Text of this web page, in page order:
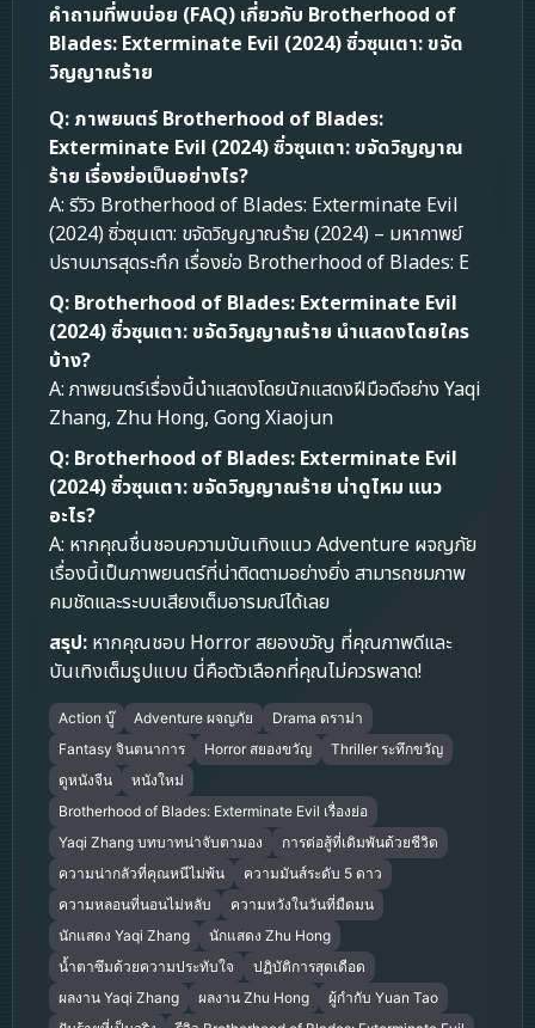
คำถามที่พบบ่อย (FAQ) เกี่ยวกับ Brotherhood of
Blades: Exterminate Evil (2024) ซิ่วซุนเตา: ขจัด
วิญญาณร้าย
Q: ภาพยนตร์ Brotherhood of Blades:
Exterminate Evil (2024) ซิ่วซุนเตา: ขจัดวิญญาณ
ร้าย เรื่องย่อเป็นอย่างไร?
A: รีวิว Brotherhood of Blades: Exterminate Evil
(2024) ซิ่วซุนเตา: ขจัดวิญญาณร้าย (2024) – มหากาพย์
ปราบมารสุดระทึก เรื่องย่อ Brotherhood of Blades: E
Q: Brotherhood of Blades: Exterminate Evil
(2024) ซิ่วซุนเตา: ขจัดวิญญาณร้าย นำแสดงโดยใคร
บ้าง?
A: ภาพยนตร์เรื่องนี้นำแสดงโดยนักแสดงฝีมือดีอย่าง Yaqi
Zhang, Zhu Hong, Gong Xiaojun
Q: Brotherhood of Blades: Exterminate Evil
(2024) ซิ่วซุนเตา: ขจัดวิญญาณร้าย น่าดูไหม แนว
อะไร?
A: หากคุณชื่นชอบความบันเทิงแนว Adventure ผจญภัย
เรื่องนี้เป็นภาพยนตร์ที่น่าติดตามอย่างยิ่ง สามารถชมภาพ
คมชัดและระบบเสียงเต็มอารมณ์ได้เลย
สรุป: หากคุณชอบ Horror สยองขวัญ ที่คุณภาพดีและ
บันเทิงเต็มรูปแบบ นี่คือตัวเลือกที่คุณไม่ควรพลาด!
Action บู๊ Adventure ผจญภัย
Drama ดราม่า
Fantasy จินตนาการ
Horror สยองขวัญ
Thriller ระทึกขวัญ
ดูหนังจีน
หนังใหม่
Brotherhood of Blades: Exterminate Evil เรื่องย่อ
Yaqi Zhang บทบาทน่าจับตามอง
การต่อสู้ที่เดิมพันด้วยชีวิต
ความน่ากลัวที่คุณหนีไม่พ้น
ความมันส์ระดับ 5 ดาว
ความหลอนที่นอนไม่หลับ
ความหวังในวันที่มืดมน
นักแสดง Yaqi Zhang
นักแสดง Zhu Hong
น้ำตาซึมด้วยความประทับใจ
ปฏิบัติการสุดเดือด
ผลงาน Yaqi Zhang
ผลงาน Zhu Hong
ผู้กำกับ Yuan Tao